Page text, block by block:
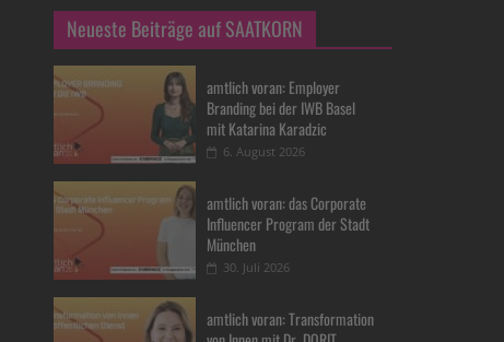
Neueste Beiträge auf SAATKORN
amtlich voran: Employer
Branding bei der IWB Basel
mit Katarina Karadzic
6. August 2026
amtlich voran: das Corporate
Influencer Program der Stadt
München
30. Juli 2026
amtlich voran: Transformation